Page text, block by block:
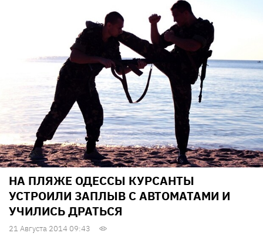
НА ПЛЯЖЕ ОДЕССЫ КУРСАНТЫ
УСТРОИЛИ ЗАПЛЫВ С АВТОМАТАМИ И
УЧИЛИСЬ ДРАТЬСЯ
21 Августа 2014 09:43